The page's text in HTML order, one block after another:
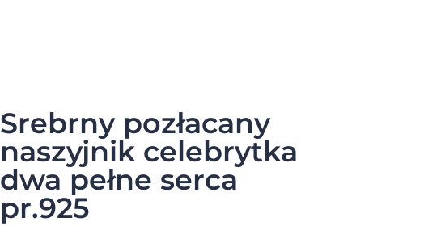
Srebrny pozłacany
naszyjnik celebrytka
dwa pełne serca
pr.925